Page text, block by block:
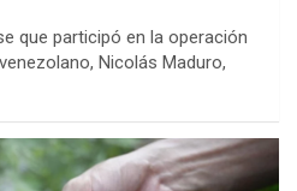
que participó en la operación
Nicolás Maduro,